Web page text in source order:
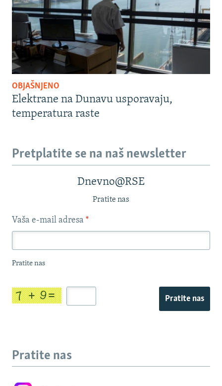
OBJAŠNJENO
Elektrane na Dunavu usporavaju,
temperatura raste
Pretplatite se na naš newsletter
Dnevno@RSE
Pratite nas
Vaša e-mail adresa *
Pratite nas
Pratite nas
Pratite nas